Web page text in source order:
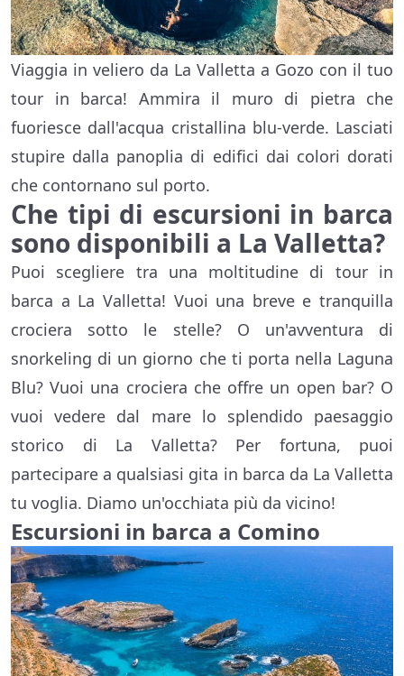
Viaggia in veliero da La Valletta a Gozo con il tuo
tour in barca! Ammira il muro di pietra che
fuoriesce dall'acqua cristallina blu-verde. Lasciati
stupire dalla panoplia di edifici dai colori dorati
che contornano sul porto.
Che tipi di escursioni in barca
sono disponibili a La Valletta?
Puoi scegliere tra una moltitudine di tour in
barca a La Valletta! Vuoi una breve e tranquilla
crociera sotto le stelle? O un'avventura di
snorkeling di un giorno che ti porta nella Laguna
Blu? Vuoi una crociera che offre un open bar? O
vuoi vedere dal mare lo splendido paesaggio
storico di La Valletta? Per fortuna, puoi
partecipare a qualsiasi gita in barca da La Valletta
tu voglia. Diamo un'occhiata più da vicino!
Escursioni in barca a Comino